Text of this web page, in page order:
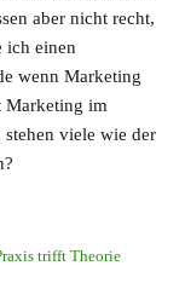
aber nicht recht,
ich einen
wenn Marketing
Marketing im
viele wie der
trifft Theorie